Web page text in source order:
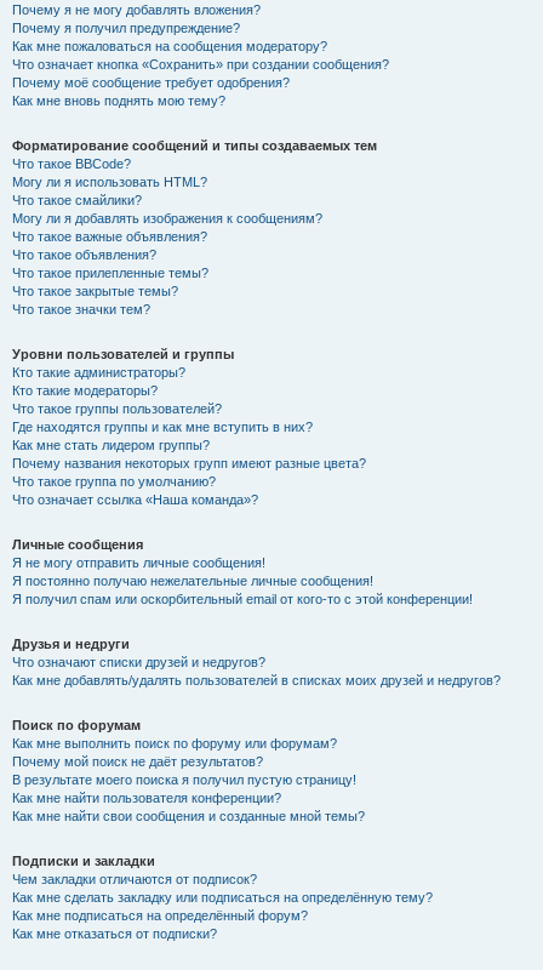
Почему я не могу добавлять вложения?
Почему я получил предупреждение?
Как мне пожаловаться на сообщения модератору?
Что означает кнопка «Сохранить» при создании сообщения?
Почему моё сообщение требует одобрения?
Как мне вновь поднять мою тему?
Форматирование сообщений и типы создаваемых тем
Что такое BBCode?
Могу ли я использовать HTML?
Что такое смайлики?
Могу ли я добавлять изображения к сообщениям?
Что такое важные объявления?
Что такое объявления?
Что такое прилепленные темы?
Что такое закрытые темы?
Что такое значки тем?
Уровни пользователей и группы
Кто такие администраторы?
Кто такие модераторы?
Что такое группы пользователей?
Где находятся группы и как мне вступить в них?
Как мне стать лидером группы?
Почему названия некоторых групп имеют разные цвета?
Что такое группа по умолчанию?
Что означает ссылка «Наша команда»?
Личные сообщения
Я не могу отправить личные сообщения!
Я постоянно получаю нежелательные личные сообщения!
Я получил спам или оскорбительный email от кого-то с этой конференции!
Друзья и недруги
Что означают списки друзей и недругов?
Как мне добавлять/удалять пользователей в списках моих друзей и недругов?
Поиск по форумам
Как мне выполнить поиск по форуму или форумам?
Почему мой поиск не даёт результатов?
В результате моего поиска я получил пустую страницу!
Как мне найти пользователя конференции?
Как мне найти свои сообщения и созданные мной темы?
Подписки и закладки
Чем закладки отличаются от подписок?
Как мне сделать закладку или подписаться на определённую тему?
Как мне подписаться на определённый форум?
Как мне отказаться от подписки?